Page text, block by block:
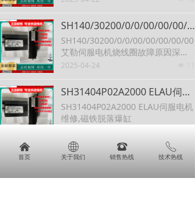
낀
首页
ꄓ
关于我们
뀰
销售热线
ꂅ
技术热线
SH140/30200/0/0/00/00/00/00/00 艾勒伺服电机烧线圈故障原因深度剖析及全方位维修攻略
SH140/30200/0/0/00/00/00/00/00
艾勒伺服电机烧线圈故障原因深度
剖析及全方位维修攻略
2025-04-24
SH31404P02A2000 ELAU伺服电机维修,磁铁脱落爆缸
SH31404P02A2000 ELAU伺服电机
维修,磁铁脱落爆缸
如何判断ELAU伺服电机是否发生了退磁现象?